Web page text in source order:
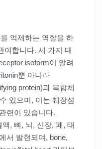
억제하는 역할을 하
여합니다. 세 가지 대
isoform이 알려
뿐 아니라
protein)과 복합체
있으며, 이는 췌장섬
련이 있습니다.
, 뼈, 뇌, 신장, 폐, 태
서 발현되며, bone,